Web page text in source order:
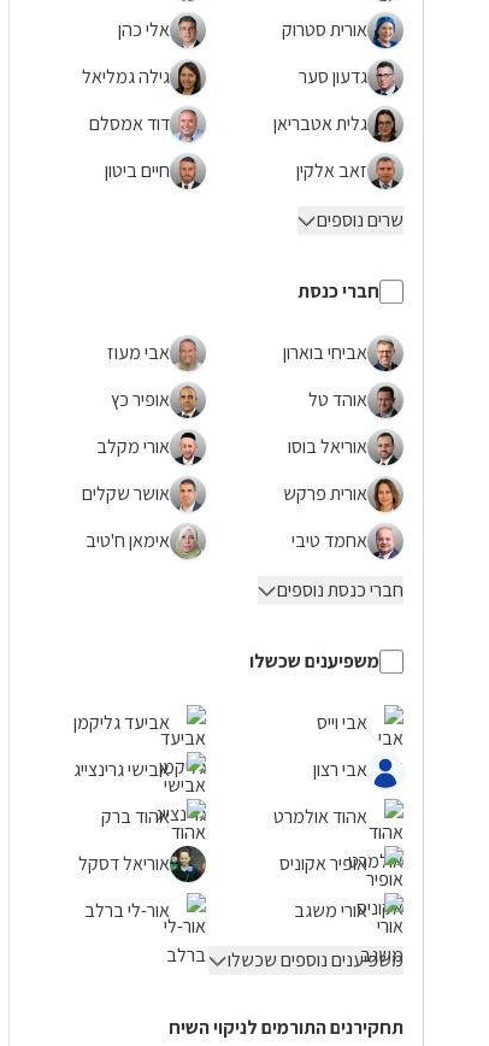
אורית סטרוק
אלי כהן
גדעון סער
גילה גמליאל
גלית אטבריאן
דוד אמסלם
זאב אלקין
חיים ביטון
שרים נוספים
חברי כנסת
אביחי בוארון
אבי מעוז
אוהד טל
אופיר כץ
אוריאל בוסו
אורי מקלב
אורית פרקש
אושר שקלים
אחמד טיבי
אימאן ח'טיב
חברי כנסת נוספים
משפיענים שכשלו
אבי וייס
אביעד גליקמן
אבי רצון
אבישי גרינצייג
אהוד אולמרט
אהוד ברק
אופיר אקוניס
אוריאל דסקל
אורי משגב
אור-לי ברלב
משפיענים נוספים שכשלו
תחקירנים התורמים לניקוי השיח